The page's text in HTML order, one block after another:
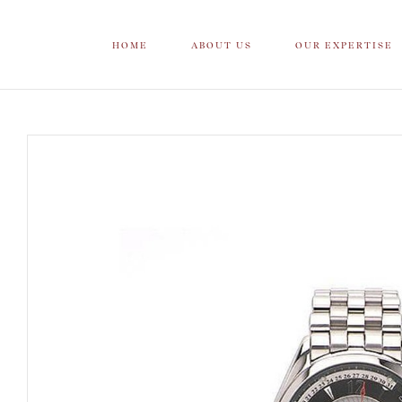
HOME ABOUT US OUR EXPERTISE